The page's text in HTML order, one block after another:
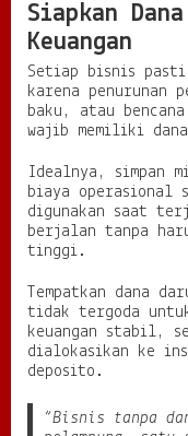
Siapkan
Keuangan
Setiap bisnis pasti
karena penurunan
baku, atau
wajib memiliki
Idealnya, simpan
biaya operasional
digunakan saat
berjalan tanpa
tinggi.
Tempatkan dana
tidak tergoda
keuangan stabil,
dialokasikan ke
deposito.
“Bisnis tanpa